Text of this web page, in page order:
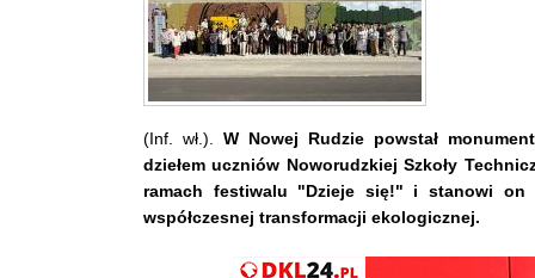
(Inf. wł.).
W Nowej Rudzie powstał
dziełem uczniów Noworudzkiej Szkoły
ramach festiwalu "Dzieje się!" i stanowi on
współczesnej transformacji ekologicznej.